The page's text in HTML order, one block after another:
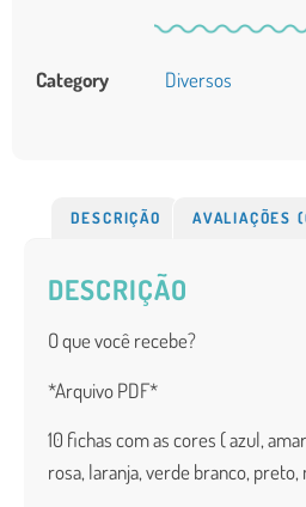
DESCRIÇÃO AVALIAÇÕES
DESCRIÇÃO
O que você recebe?
*Arquivo PDF*
10 fichas com as cores ( azul,
rosa, laranja, verde branco, preto,
Category Diversos